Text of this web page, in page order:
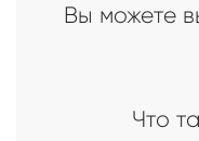
Вы можете
Что